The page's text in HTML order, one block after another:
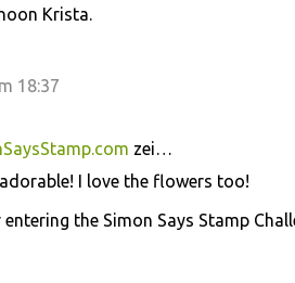
Krista.
18:37
zei…
I love the flowers too!
the Simon Says Stamp